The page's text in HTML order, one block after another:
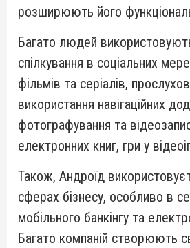
розширюють його
Багато людей
спілкування в соціальних
фільмів та серіалів,
використання навігаційних
фотографування та
електронних книг, гри у
Також, Андроїд
сферах бізнесу, особливо в
мобільного банкінгу та
Багато компаній створюють